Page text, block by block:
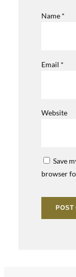
Name *
Email *
Website
Save
browser